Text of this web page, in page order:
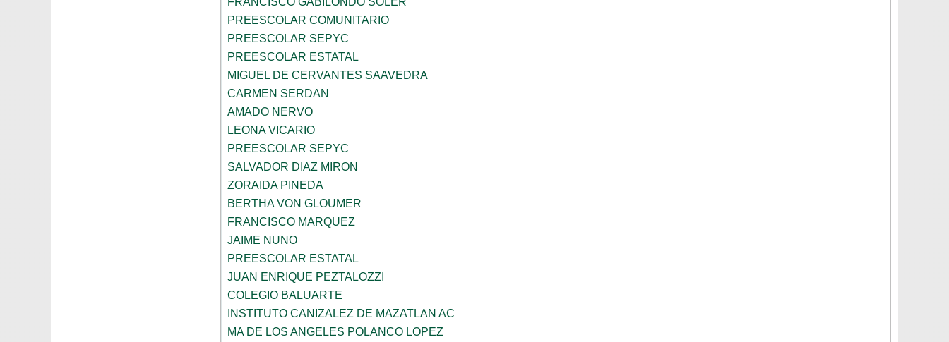
PREESCOLAR COMUNITARIO
PREESCOLAR SEPYC
PREESCOLAR ESTATAL
MIGUEL DE CERVANTES SAAVEDRA
CARMEN SERDAN
AMADO NERVO
LEONA VICARIO
PREESCOLAR SEPYC
SALVADOR DIAZ MIRON
ZORAIDA PINEDA
BERTHA VON GLOUMER
FRANCISCO MARQUEZ
JAIME NUNO
PREESCOLAR ESTATAL
JUAN ENRIQUE PEZTALOZZI
COLEGIO BALUARTE
INSTITUTO CANIZALEZ DE MAZATLAN AC
MA DE LOS ANGELES POLANCO LOPEZ